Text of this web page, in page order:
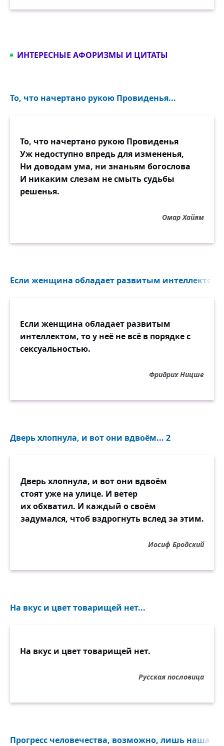
ИНТЕРЕСНЫЕ АФОРИЗМЫ И ЦИТАТЫ
То, что начертано рукою Провиденья...
То, что начертано рукою Провиденья
Уж недоступно впредь для измененья,
Ни доводам ума, ни знаньям богослова
И никаким слезам не смыть судьбы
решенья.
Омар Хайям
Если женщина обладает развитым
Если женщина обладает развитым
интеллектом, то у неё не всё в порядке с
сексуальностью.
Фридрих Ницше
Дверь хлопнула, и вот они вдвоём... 2
Дверь хлопнула, и вот они вдвоём
стоят уже на улице. И ветер
их обхватил. И каждый о своём
задумался, чтоб вздрогнуть вслед за этим.
Иосиф Бродский
На вкус и цвет товарищей нет...
На вкус и цвет товарищей нет.
Русская пословица
Прогресс человечества, возможно, лишь наша